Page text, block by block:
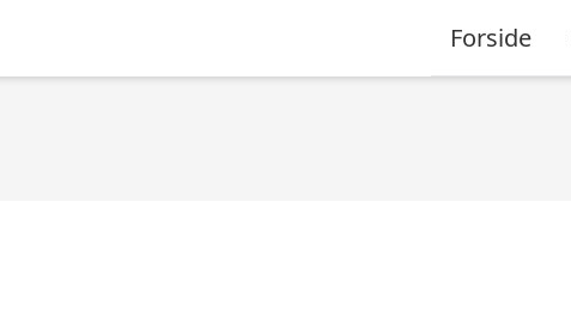
Forside